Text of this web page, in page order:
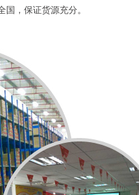
，保证货源充分。